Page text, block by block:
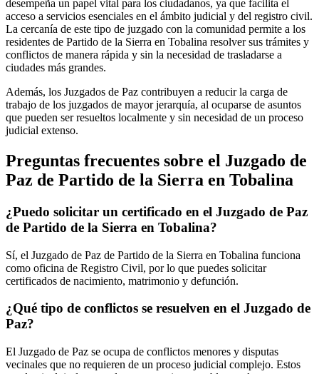
desempeña un papel vital para los ciudadanos, ya que facilita el
acceso a servicios esenciales en el ámbito judicial y del registro civil.
La cercanía de este tipo de juzgado con la comunidad permite a los
residentes de Partido de la Sierra en Tobalina resolver sus trámites y
conflictos de manera rápida y sin la necesidad de trasladarse a
ciudades más grandes.
Además, los Juzgados de Paz contribuyen a reducir la carga de
trabajo de los juzgados de mayor jerarquía, al ocuparse de asuntos
que pueden ser resueltos localmente y sin necesidad de un proceso
judicial extenso.
Preguntas frecuentes sobre el Juzgado de
Paz de Partido de la Sierra en Tobalina
¿Puedo solicitar un certificado en el Juzgado de Paz
de Partido de la Sierra en Tobalina?
Sí, el Juzgado de Paz de Partido de la Sierra en Tobalina funciona
como oficina de Registro Civil, por lo que puedes solicitar
certificados de nacimiento, matrimonio y defunción.
¿Qué tipo de conflictos se resuelven en el Juzgado de
Paz?
El Juzgado de Paz se ocupa de conflictos menores y disputas
vecinales que no requieren de un proceso judicial complejo. Estos